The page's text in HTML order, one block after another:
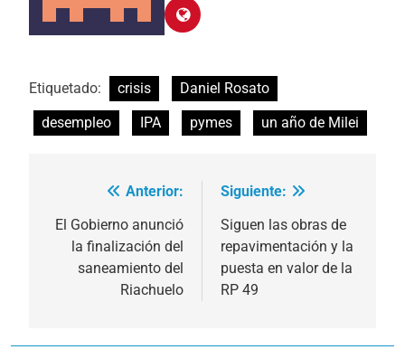
Etiquetado: crisis
Daniel Rosato
desempleo
IPA pymes un año de Milei
Navegación
de
entradas
Anterior:
El Gobierno anunció
la finalización del
saneamiento del
Riachuelo
Siguiente:
Siguen las obras de
repavimentación y la
puesta en valor de la
RP 49